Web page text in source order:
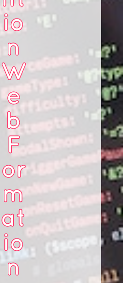
io
n
W
e
b
F
or
m
at
io
n